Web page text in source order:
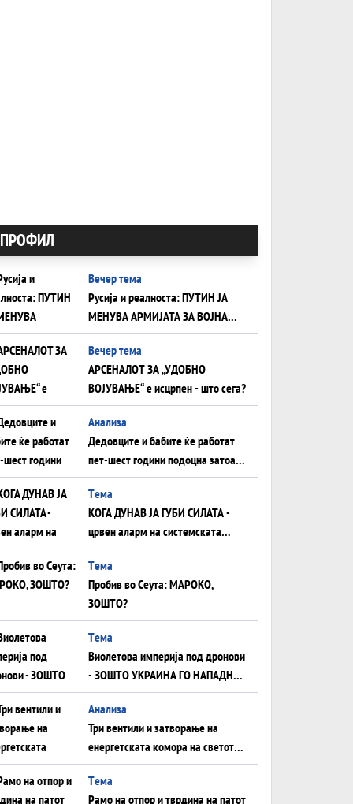
ПРОФИЛ
Вечер тема
Русија и реалноста: ПУТИН ЈА
МЕНУВА АРМИЈАТА ЗА ВОЈНА
ШТО ОСТАНУВА БЕЗ ФРОНТ
Вечер тема
АРСЕНАЛОТ ЗА „УДОБНО
ВОЈУВАЊЕ“ е исцрпен - што сега?
Анализа
Дедовците и бабите ќе работат
пет-шест години подоцна затоа
што НЕМААТ ВНУЦИ ДА ГИ
ЗАМЕНАТ
Tема
КОГА ДУНАВ ЈА ГУБИ СИЛАТА -
црвен аларм на системската
плоча од јужна Германија до
Црното Море...
Tема
Пробив во Сеута: МАРОКО,
ЗОШТО?
Tема
Виолетова империја под дронови
- ЗОШТО УКРАИНА ГО НАПАДНА
РУСКИОТ WILDBERRIES
Aнализа
Три вентили и затворање на
енергетската комора на светот:
Нападот во Суец најавува
глобален енергетски инфаркт?
Tема
Рамо на отпор и тврдина на патот